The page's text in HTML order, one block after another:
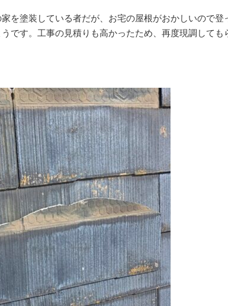
を塗装している者だが、お宅の屋根がおかしいので登
です。工事の見積りも高かったため、再度現調しても